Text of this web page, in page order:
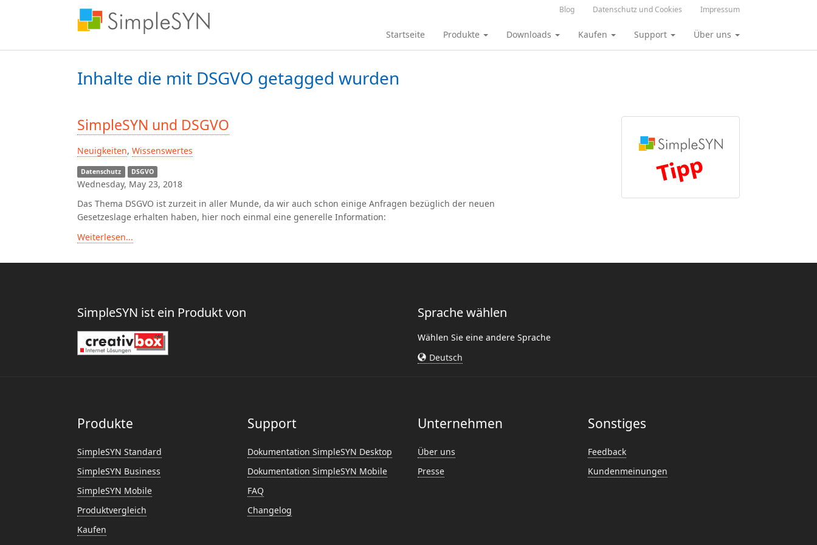
Startseite Produkte Downloads Kaufen Support Über uns
Blog Datenschutz und Cookies Impressum
Inhalte die mit DSGVO getagged wurden
SimpleSYN und DSGVO
Neuigkeiten, Wissenswertes
Datenschutz DSGVO
Wednesday, May 23, 2018
Das Thema DSGVO ist zurzeit in aller Munde, da wir auch schon einige Anfragen bezüglich der neuen
Gesetzeslage erhalten haben, hier noch einmal eine generelle Information:
Weiterlesen...
SimpleSYN ist ein Produkt von Sprache wählen
Wählen Sie eine andere Sprache
Deutsch
Produkte
SimpleSYN Standard
SimpleSYN Business
SimpleSYN Mobile
Produktvergleich
Kaufen
Support
Dokumentation SimpleSYN Desktop
Dokumentation SimpleSYN Mobile
FAQ
Changelog
Unternehmen
Über uns
Presse
Sonstiges
Feedback
Kundenmeinungen